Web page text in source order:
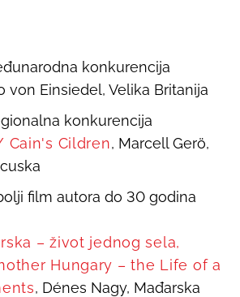
konkurencija
von Einsiedel, Velika Britanija
konkurencija
Cain's Cildren, Marcell Gerö,
film autora do 30 godina
– život jednog sela,
Hungary – the Life of a
, Dénes Nagy, Mađarska